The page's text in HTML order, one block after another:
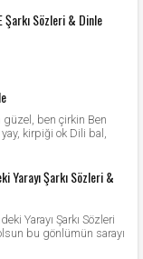
Şarkı Sözleri & Dinle
güzel, ben çirkin Ben
kirpiği ok Dili bal,
Yarayı Şarkı Sözleri &
Yarayı Şarkı Sözleri
bu gönlümün sarayı